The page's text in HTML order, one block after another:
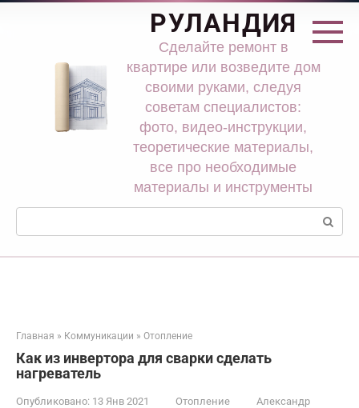
Перейти
РУЛАНДИЯ
Сделайте ремонт в
квартире или возведите дом
своими руками, следуя
советам специалистов:
фото, видео-инструкции,
теоретические материалы,
все про необходимые
материалы и инструменты
Поиск:
Главная » Коммуникации » Отопление
Как из инвертора для сварки сделать
нагреватель
Опубликовано: 13 Янв 2021 Отопление
Александр